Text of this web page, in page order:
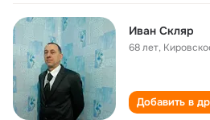
Иван Скляр
68 лет,
Добавить в